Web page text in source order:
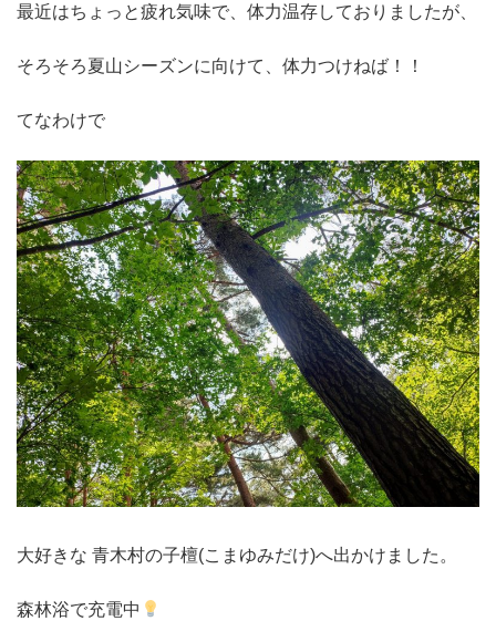
最近はちょっと疲れ気味で、体力温存しておりましたが、
そろそろ夏山シーズンに向けて、体力つけねば！！
てなわけで
大好きな 青木村の子檀(こまゆみだけ)へ出かけました。
森林浴で充電中